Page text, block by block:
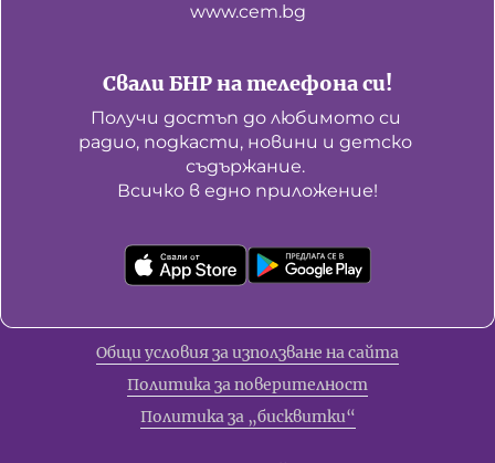
Свали БНР на телефона си!
Получи достъп до любимото си
радио, подкасти, новини и детско
съдържание.
Всичко в едно приложение!
www.cem.bg
Общи условия за използване на сайта
Политика за поверителност
Политика за „бисквитки“